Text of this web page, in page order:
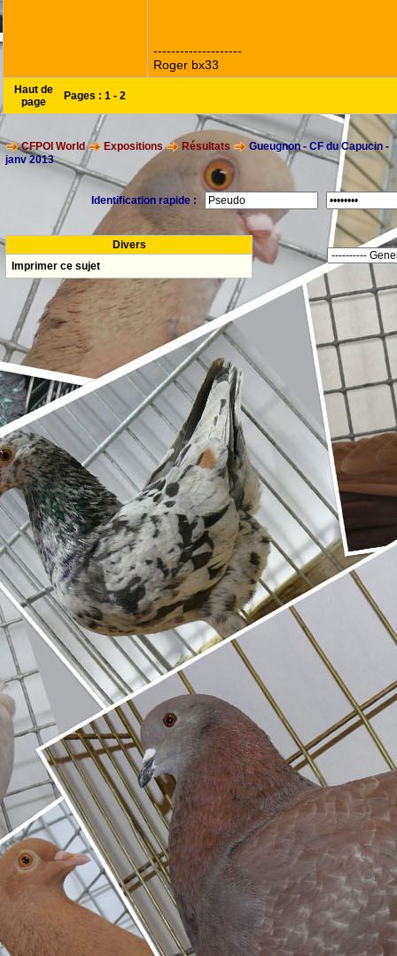
--------------------
Roger bx33
Haut de
page
Pages : 1 - 2
CFPOI World Expositions Résultats
Gueugnon - CF du Capucin -
janv 2013
Identification rapide :
Divers
Imprimer ce sujet